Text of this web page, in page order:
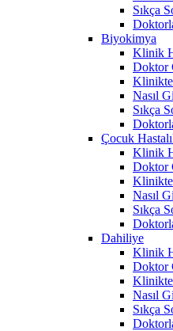
Sıkça
Biyokimya
Klinik
Doktor
Nasıl
Sıkça
Çocuk
Klinik
Doktor
Nasıl
Sıkça
Dahiliye
Klinik
Doktor
Nasıl
Sıkça